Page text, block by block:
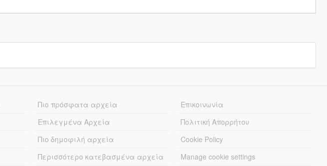
Πιο πρόσφατα αρχεία
Επιλεγμένα Αρχεία
Πιο δημοφιλή αρχεία
Περισσότερο κατεβασμένα αρχεία
Επικοινωνία
Πολιτική Απορρήτου
Cookie Policy
Manage cookie settings